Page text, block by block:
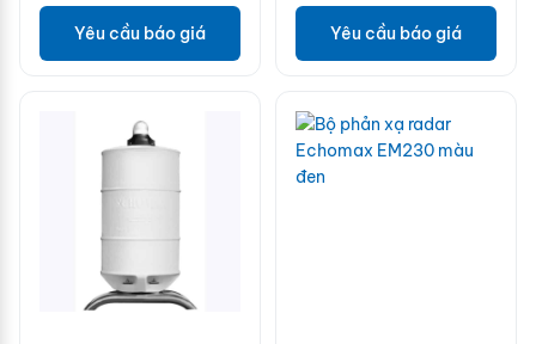
Yêu cầu báo giá Yêu cầu báo giá